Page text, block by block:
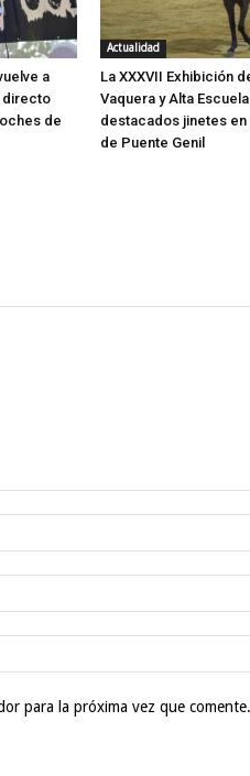
a
directo
de
Actualidad
La XXXVII Exhibición
Vaquera y Alta
destacados jinetes en
de Puente Genil
para la próxima vez que comente.